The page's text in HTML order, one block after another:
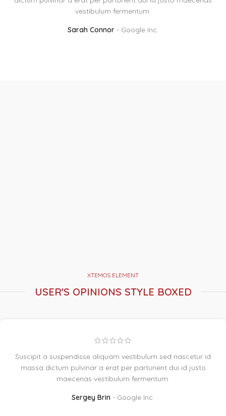
vestibulum fermentum.
Sarah Connor Google Inc.
XTEMOS ELEMENT
USER'S OPINIONS STYLE BOXED
Suscipit a suspendisse aliquam vestibulum sed nascetur id
massa dictum pulvinar a erat per parturient dui id justo
maecenas vestibulum fermentum.
Sergey Brin Google Inc.